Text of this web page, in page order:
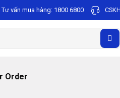
Tư vấn mua hàng: 1800 6800
Order